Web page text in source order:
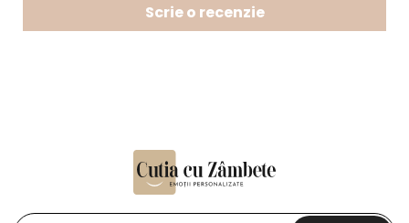
Scrie o recenzie